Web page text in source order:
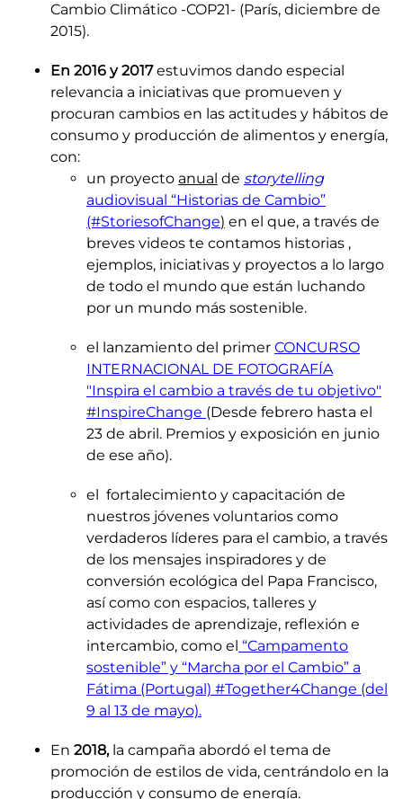
Cambio Climático -COP21- (París, diciembre de
2015).
En 2016 y 2017estuvimos dando especial
relevancia a iniciativas que promueven y
procuran cambios en las actitudes y hábitos de
consumo y producción de alimentos y energía,
con:
un proyecto anual de storytelling
audiovisual “Historias de Cambio”
(#StoriesofChange) en el que, a través de
breves videos te contamos historias ,
ejemplos, iniciativas y proyectos a lo largo
de todo el mundo que están luchando
por un mundo más sostenible.
el lanzamiento del primer CONCURSO
INTERNACIONAL DE FOTOGRAFÍA
"Inspira el cambio a través de tu objetivo"
#InspireChange (Desde febrero hasta el
23 de abril. Premios y exposición en junio
de ese año).
el fortalecimiento y capacitación de
nuestros jóvenes voluntarios como
verdaderos líderes para el cambio, a través
de los mensajes inspiradores y de
conversión ecológica del Papa Francisco,
así como con espacios, talleres y
actividades de aprendizaje, reflexión e
intercambio, como el “Campamento
sostenible” y “Marcha por el Cambio” a
Fátima (Portugal) #Together4Change (del
9 al 13 de mayo).
En 2018, la campaña abordó el tema de
promoción de estilos de vida, centrándolo en la
producción y consumo de energía.